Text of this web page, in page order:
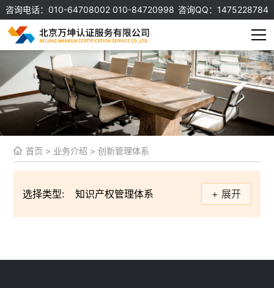
咨询电话：010-64708002 010-84720998 咨询QQ：1475228784
首页 > 业务介绍 >创新管理体系
选择类型:
知识产权管理体系
信息安全管理体系
环境管理体系
+ 展开